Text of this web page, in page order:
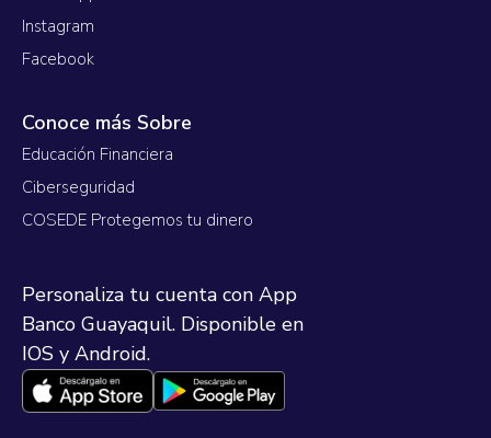
Instagram
Facebook
Conoce más Sobre
Educación Financiera
Ciberseguridad
COSEDE Protegemos tu dinero
Personaliza tu cuenta con App
Banco Guayaquil. Disponible en
IOS y Android.